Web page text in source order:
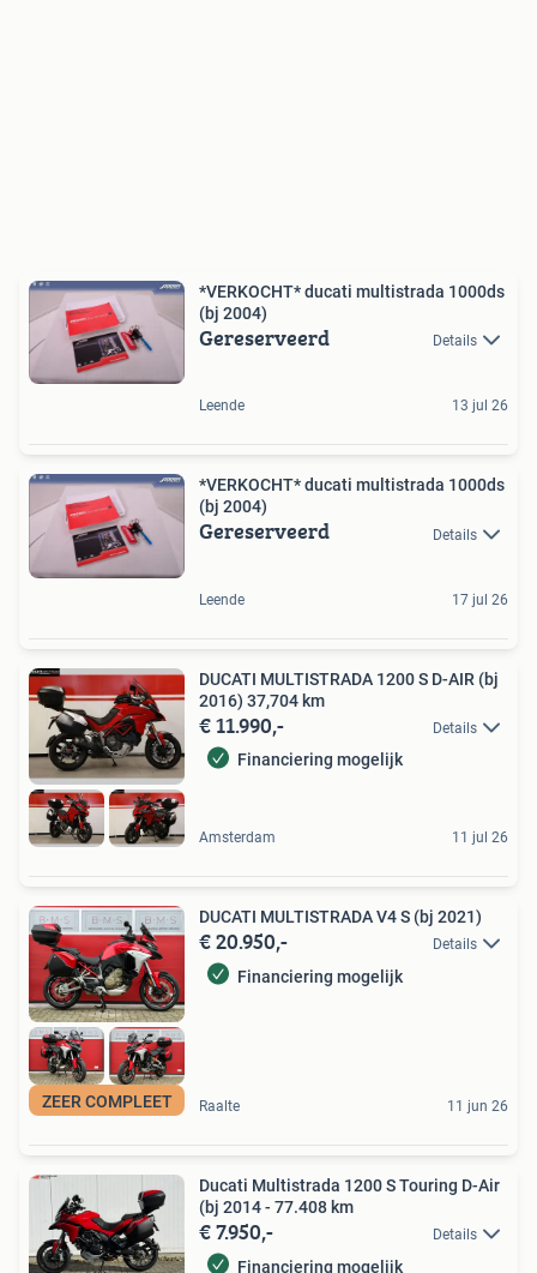
*VERKOCHT* ducati multistrada 1000ds
(bj 2004)
Gereserveerd Details
Leende 13 jul 26
*VERKOCHT* ducati multistrada 1000ds
(bj 2004)
Gereserveerd Details
Leende 17 jul 26
DUCATI MULTISTRADA 1200 S D-AIR (bj
2016) 37,704 km
€ 11.990,- Details
Financiering mogelijk
Amsterdam 11 jul 26
ZEER COMPLEET
DUCATI MULTISTRADA V4 S (bj 2021)
€ 20.950,- Details
Financiering mogelijk
Raalte 11 jun 26
Ducati Multistrada 1200 S Touring D-Air
(bj 2014 - 77.408 km
€ 7.950,- Details
Financiering mogelijk